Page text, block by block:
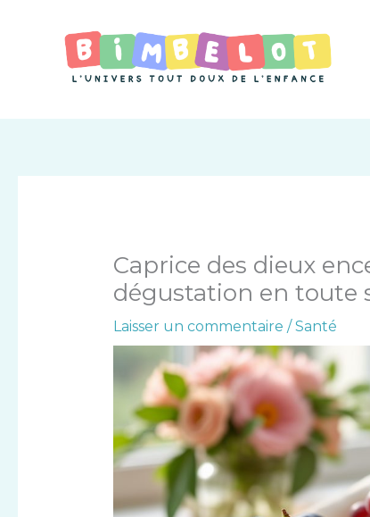
Caprice des dieux
dégustation en toute
Laisser un commentaire / Santé